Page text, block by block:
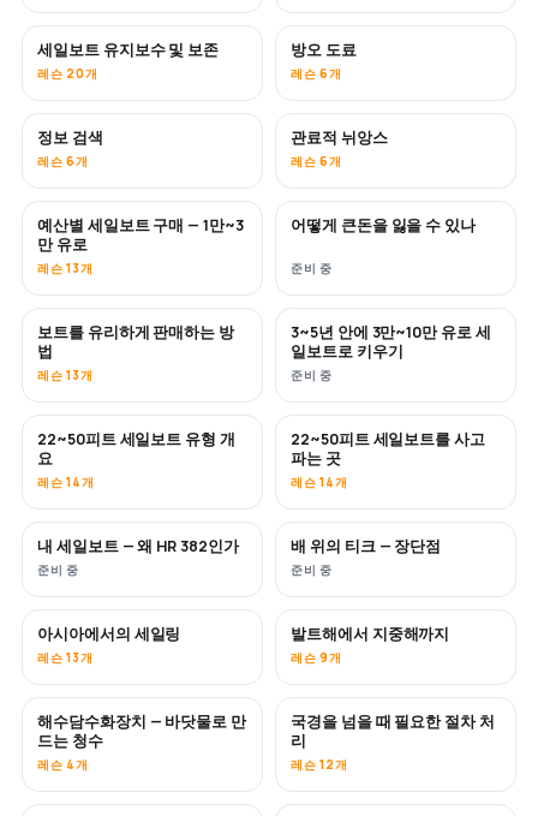
세일보트 유지보수 및 보존
레슨 20개
곧 공개
방오 도료
레슨 6개
정보 검색
레슨 6개
관료적 뉘앙스
레슨 6개
곧 공개
예산별 세일보트 구매 — 1만~3
만 유로
레슨 13개
곧 공개
어떻게 큰돈을 잃을 수 있나
준비 중
신규
보트를 유리하게 판매하는 방
법
레슨 13개
신규
3~5년 안에 3만~10만 유로 세
일보트로 키우기
준비 중
곧 공개
22~50피트 세일보트 유형 개
요
레슨 14개
곧 공개
22~50피트 세일보트를 사고
파는 곳
레슨 14개
곧 공개
내 세일보트 — 왜 HR 382인가
준비 중
곧 공개
배 위의 티크 — 장단점
준비 중
곧 공개
아시아에서의 세일링
레슨 13개
곧 공개
발트해에서 지중해까지
레슨 9개
곧 공개
해수담수화장치 — 바닷물로 만
드는 청수
레슨 4개
국경을 넘을 때 필요한 절차 처
리
레슨 12개